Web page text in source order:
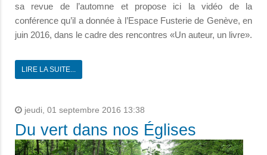
sa revue de l’automne et propose ici la vidéo de la
conférence qu’il a donnée à l’Espace Fusterie de Genève, en
juin 2016, dans le cadre des rencontres «Un auteur, un livre».
LIRE LA SUITE...
jeudi, 01 septembre 2016 13:38
Du vert dans nos Églises